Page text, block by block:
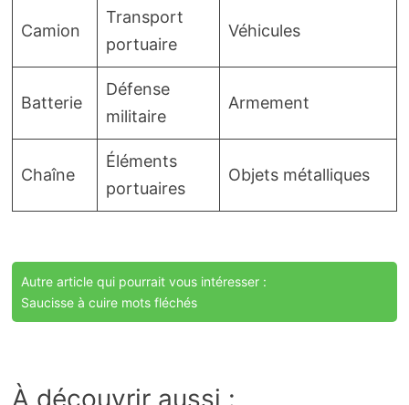
Camion
Transport
portuaire
Véhicules
Batterie
Défense
militaire
Armement
Chaîne
Éléments
portuaires
Objets métalliques
Autre article qui pourrait vous intéresser :
Saucisse à cuire mots fléchés
À découvrir aussi :